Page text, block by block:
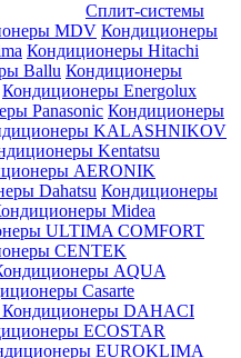
Сплит-системы
MDV Кондиционеры
Кондиционеры Hitachi
Ballu Кондиционеры
Кондиционеры Energolux
Panasonic Кондиционеры
KALASHNIKOV
Kentatsu
AERONIK
Dahatsu Кондиционеры
Midea
ULTIMA COMFORT
CENTEK
AQUA
Casarte
Кондиционеры DAHACI
ECOSTAR
EUROKLIMA